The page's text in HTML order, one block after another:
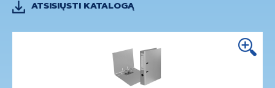
ATSISIŲSTI KATALOGĄ